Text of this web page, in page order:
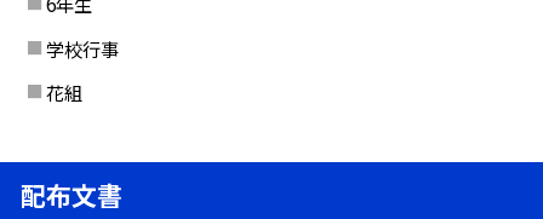
学校行事
花組
配布文書